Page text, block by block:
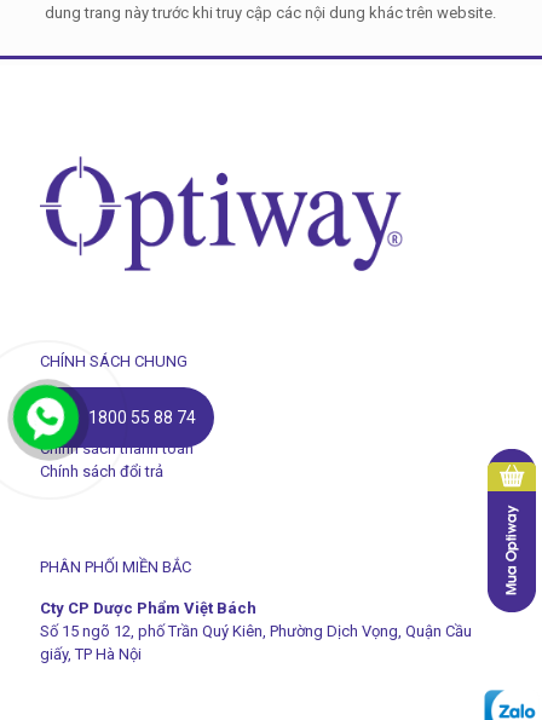
dung trang này trước khi truy cập các nội dung khác trên website.
CHÍNH SÁCH CHUNG
Chính sách vận chuyển
Chính sách bảo mật
Chính sách thanh toán
Chính sách đổi trả
PHÂN PHỐI MIỀN BẮC
Cty CP Dược Phẩm Việt Bách
Số 15 ngõ 12, phố Trần Quý Kiên, Phường Dịch Vọng, Quận Cầu
giấy, TP Hà Nội
1800 55 88 74